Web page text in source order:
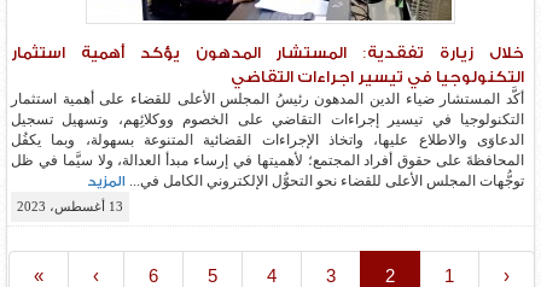
خلال زيارة تفقدية: المستشار المدهون يؤكد أهمية استثمار
التكنولوجيا في تيسير اجراءات التقاضي
أكَّد المستشار ضياء الدين المدهون رئيسُ المجلس الأعلى للقضاء على أهمية استثمار
التكنولوجيا في تيسير إجراءات التقاضي على الخصوم ووكلائِهم، وتسهيل تسجيل
الدعاوَى والاطلاع عليها، واتخاذ الإجراءات القضائية المتنوعة بسهولة، وبما يكفُل
المحافظةَ على حقوق أفراد المجتمع؛ لأهميتها في إرساء مبدأ العدالة، ولا سيَّما في ظل
توجُّهات المجلس الأعلى للقضاء نحو التحوُّل الإلكتروني الكامل في...
المزيد
13 أغسطس، 2023
‹
1
2
3
4
5
6
›
»